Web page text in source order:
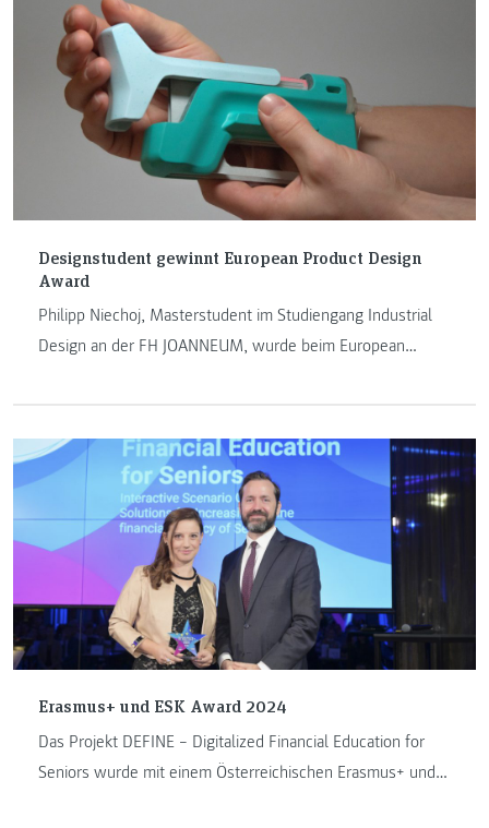
Designstudent gewinnt European Product Design
Award
Philipp Niechoj, Masterstudent im Studiengang Industrial
Design an der FH JOANNEUM, wurde beim European
Student prämiert.
Erasmus+ und ESK Award 2024
Das Projekt DEFINE – Digitalized Financial Education for
Seniors wurde mit einem Österreichischen Erasmus+ und